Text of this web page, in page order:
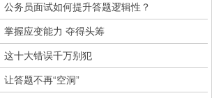
务员面试如何提升答题逻辑性？
掌握应变能力 夺得头筹
这十大错误千万别犯
答题不再“空洞”